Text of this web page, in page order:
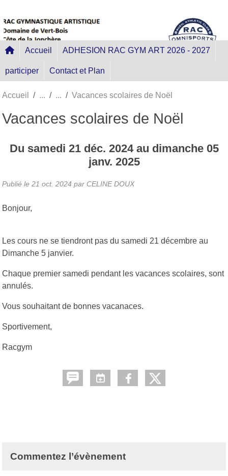
Accueil ADHESION RAC GYM ART 2026 - 2027
participer Contact et Plan
Accueil Vacances scolaires de Noël
Vacances scolaires de Noël
Du samedi 21 déc. 2024au dimanche 05
janv. 2025
Publié le 21 oct. 2024 par CELINE DOUX
Bonjour,
Les cours ne se tiendront pas du samedi 21 décembre au
Dimanche 5 janvier.
Chaque premier samedi pendant les vacances scolaires, sont
annulés.
Vous souhaitant de bonnes vacanaces.
Sportivement,
Racgym
Commentez l’évènement